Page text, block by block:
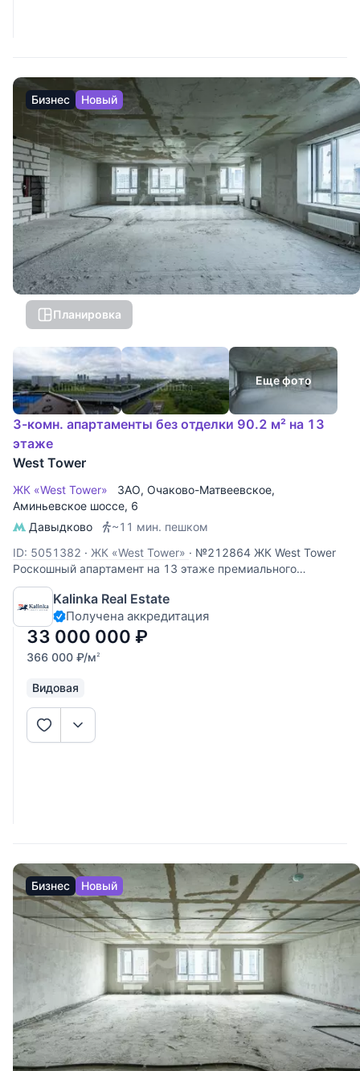
Бизнес Новый
Планировка
Еще фото
3-комн. апартаменты без отделки 90.2 м² на 13
этаже
West Tower
ЖК «West Tower» ЗАО, Очаково-Матвеевское,
Аминьевское шоссе, 6
Давыдково
~11 мин. пешком
ID: 5051382 · ЖК «West Tower» · №212864 ЖК West Tower
Роскошный апартамент на 13 этаже премиального
комплекса West Tower. Этот объект идеально подходит для
личного проживания или сдачи в аренду с высокой
доходностью. Панорамные виды: высокий 13 этаж
открывает захватывающий
Kalinka Real Estate
Получена аккредитация
33 000 000 ₽
366 000 ₽/м2
Видовая
Бизнес Новый